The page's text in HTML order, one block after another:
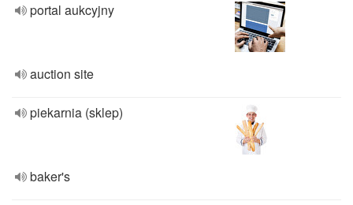
portal aukcyjny
auction site
piekarnia (sklep)
baker's